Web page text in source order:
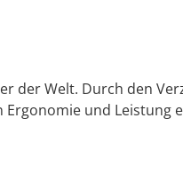
der Welt. Durch den
und Leis­tung